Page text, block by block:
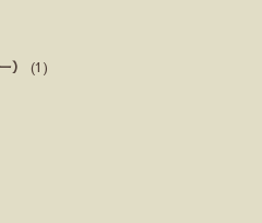
）
(1)